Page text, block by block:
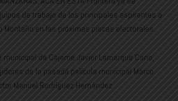
de trabajo de los principales aspirantes a
Montaño en las próximas piscas electorales.
de Cajeme Javier Lamarque Cano,
de la pasada película municipal Marco
Manuel Rodríguez Hernández.